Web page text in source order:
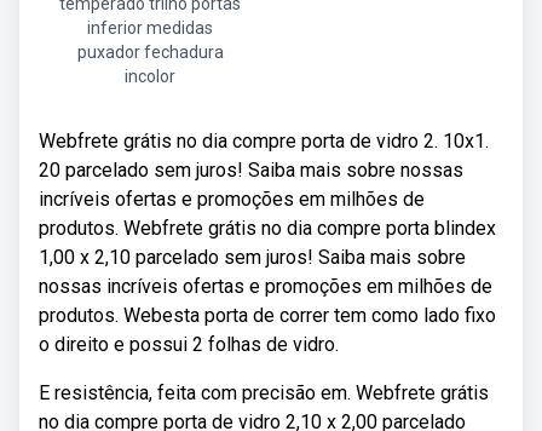
inferior medidas
puxador fechadura
incolor
Webfrete grátis no dia compre porta de vidro 2. 10x1.
20 parcelado sem juros! Saiba mais sobre nossas
incríveis ofertas e promoções em milhões de
produtos. Webfrete grátis no dia compre porta blindex
1,00 x 2,10 parcelado sem juros! Saiba mais sobre
nossas incríveis ofertas e promoções em milhões de
produtos. Webesta porta de correr tem como lado fixo
o direito e possui 2 folhas de vidro.
E resistência, feita com precisão em. Webfrete grátis
no dia compre porta de vidro 2,10 x 2,00 parcelado